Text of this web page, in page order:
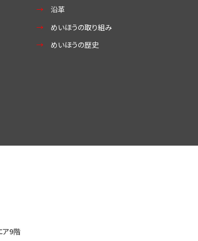
沿革
めいほうの取り組み
めいほうの歴史
ア9階